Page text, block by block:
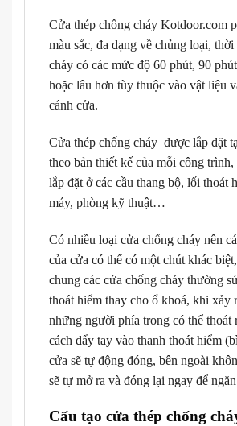
Cửa thép chống cháy Kotdoor.com
màu sắc, đa dạng về chủng loại,
cháy có các mức độ 60 phút, 90
hoặc lâu hơn tùy thuộc vào vật liệu
cánh cửa.
Cửa thép chống cháy được lắp đặt
theo bản thiết kế của mỗi công
lắp đặt ở các cầu thang bộ, lối thoát
máy, phòng kỹ thuật…
Có nhiều loại cửa chống cháy nên
của cửa có thể có một chút khác
chung các cửa chống cháy thường
thoát hiểm thay cho ổ khoá, khi xảy
những người phía trong có thể thoát
cách đẩy tay vào thanh thoát hiểm
cửa sẽ tự động đóng, bên ngoài
sẽ tự mở ra và đóng lại ngay để
Cấu tạo cửa thép chống